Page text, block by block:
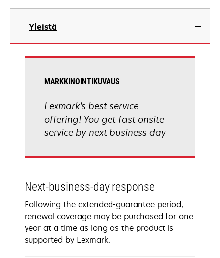
Yleistä
MARKKINOINTIKUVAUS
Lexmark's best service
offering! You get fast onsite
service by next business day
Next-business-day response
Following the extended-guarantee period,
renewal coverage may be purchased for one
year at a time as long as the product is
supported by Lexmark.